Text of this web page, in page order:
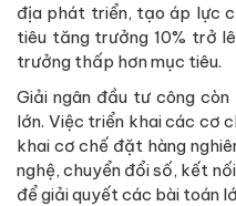
địa phát triển, tạo áp lực
tiêu tăng trưởng 10% trở
trưởng thấp hơn mục tiêu.
Giải ngân đầu tư công
lớn. Việc triển khai các cơ
khai cơ chế đặt hàng
nghệ, chuyển đổi số, kết
để giải quyết các bài toán